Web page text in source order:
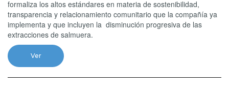
formaliza los altos estándares en materia de sostenibilidad,
transparencia y relacionamiento comunitario que la compañía ya
implementa y que incluyen la disminución progresiva de las
extracciones de salmuera.
Ver